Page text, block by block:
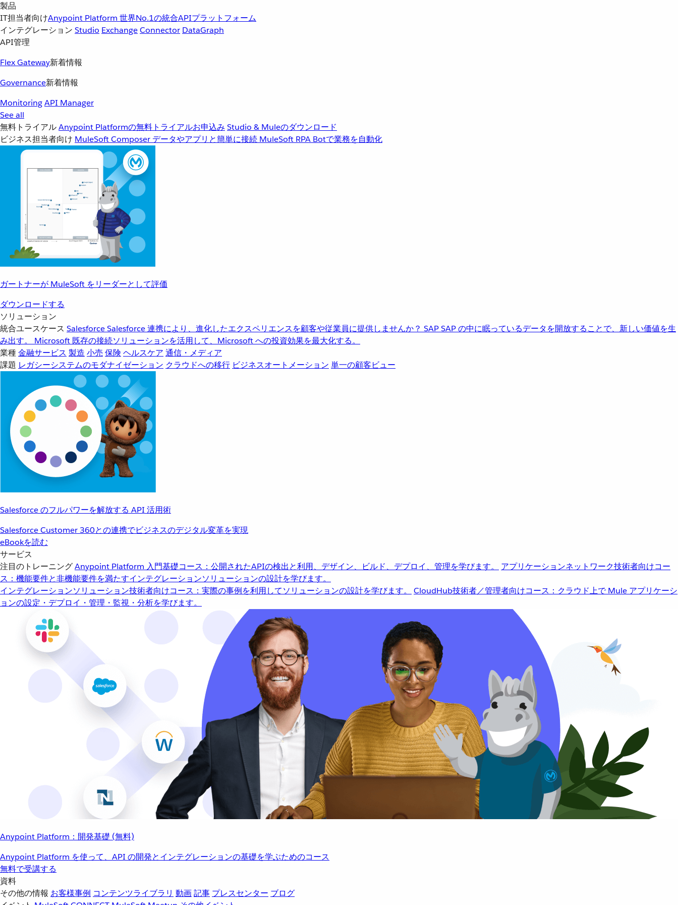
製品
IT担当者向けAnypoint Platform 世界No.1の統合APIプラットフォーム
インテグレーション Studio ExchangeConnector DataGraph
API管理
Flex Gateway新着情報
Governance新着情報
MonitoringAPI Manager
See all
無料トライアルAnypoint Platformの無料トライアルお申込み Studio & Muleのダウンロード
ビジネス担当者向け MuleSoft Composer データやアプリと簡単に接続 MuleSoft RPA Botで業務を自動化
ガートナーが MuleSoft をリーダーとして評価
ダウンロードする
ソリューション
統合ユースケース SalesforceSalesforce 連携により、進化したエクスペリエンスを顧客や従業員に提供しませんか？ SAPSAP の中に眠っているデータを開放することで、新しい価値を生
み出す。
Microsoft 既存の接続ソリューションを活用して、Microsoft への投資効果を最大化する。
業種金融サービス 製造 小売 保険 ヘルスケア 通信・メディア
課題 レガシーシステムのモダナイゼーション クラウドへの移行 ビジネスオートメーション 単一の顧客ビュー
Salesforce のフルパワーを解放する API 活用術
Salesforce Customer 360との連携でビジネスのデジタル変革を実現
eBookを読む
サービス
注目のトレーニングAnypoint Platform 入門基礎コース：公開されたAPIの検出と利用、デザイン、ビルド、デプロイ、管理を学びます。 アプリケーションネットワーク技術者向けコー
ス：機能要件と非機能要件を満たすインテグレーションソリューションの設計を学びます。
インテグレーションソリューション技術者向けコース：実際の事例を利用してソリューションの設計を学びます。 CloudHub技術者／管理者向けコース：クラウド上で Mule アプリケーシ
ョンの設定・デプロイ・管理・監視・分析を学びます。
Anypoint Platform：開発基礎 (無料)
Anypoint Platform を使って、API の開発とインテグレーションの基礎を学ぶためのコース
無料で受講する
資料
その他の情報 お客様事例 コンテンツライブラリ 動画記事 プレスセンター ブログ